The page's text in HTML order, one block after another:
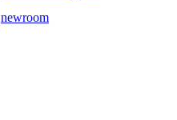
newroom